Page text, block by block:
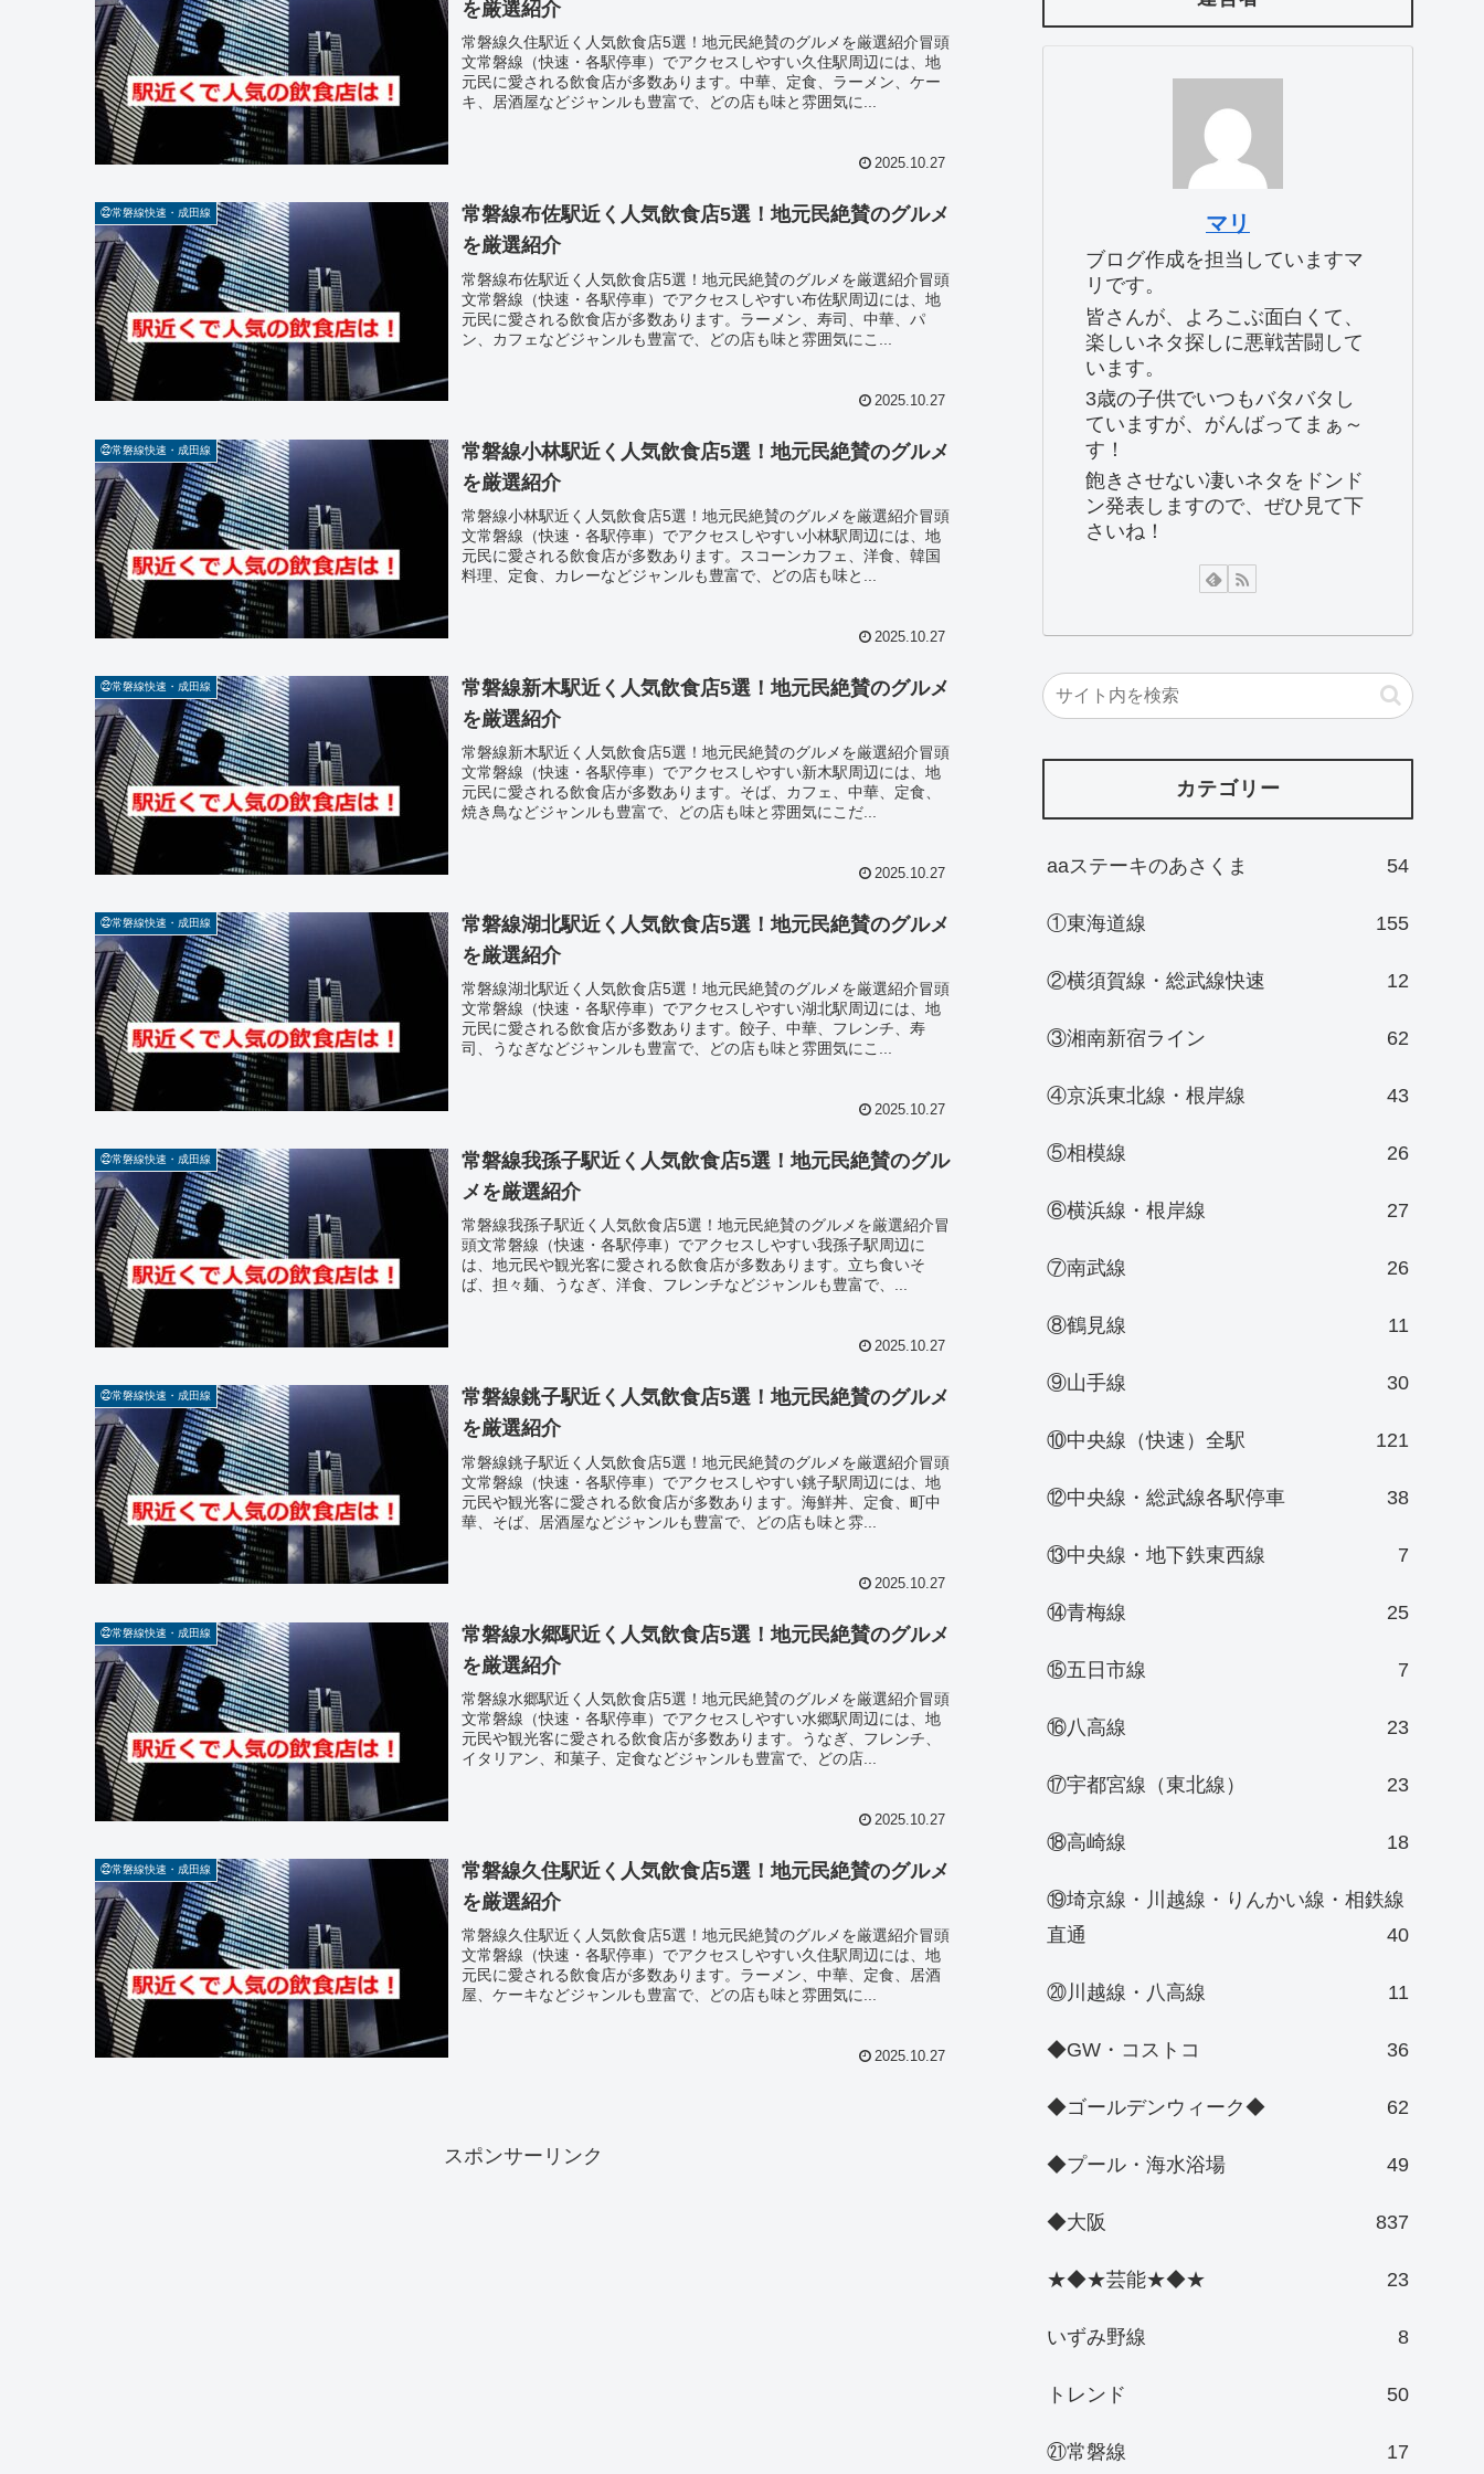
を厳選紹介
常磐線久住駅近く人気飲食店5選！地元民絶賛のグルメを厳選紹介冒頭
文常磐線（快速・各駅停車）でアクセスしやすい久住駅周辺には、地
元民に愛される飲食店が多数あります。中華、定食、ラーメン、ケー
キ、居酒屋などジャンルも豊富で、どの店も味と雰囲気に...
2025.10.27
㉒常磐線快速・成田線
常磐線布佐駅近く人気飲食店5選！地元民絶賛のグルメ
を厳選紹介
常磐線布佐駅近く人気飲食店5選！地元民絶賛のグルメを厳選紹介冒頭
文常磐線（快速・各駅停車）でアクセスしやすい布佐駅周辺には、地
元民に愛される飲食店が多数あります。ラーメン、寿司、中華、パ
ン、カフェなどジャンルも豊富で、どの店も味と雰囲気にこ...
2025.10.27
㉒常磐線快速・成田線
常磐線小林駅近く人気飲食店5選！地元民絶賛のグルメ
を厳選紹介
常磐線小林駅近く人気飲食店5選！地元民絶賛のグルメを厳選紹介冒頭
文常磐線（快速・各駅停車）でアクセスしやすい小林駅周辺には、地
元民に愛される飲食店が多数あります。スコーンカフェ、洋食、韓国
料理、定食、カレーなどジャンルも豊富で、どの店も味と...
2025.10.27
㉒常磐線快速・成田線
常磐線新木駅近く人気飲食店5選！地元民絶賛のグルメ
を厳選紹介
常磐線新木駅近く人気飲食店5選！地元民絶賛のグルメを厳選紹介冒頭
文常磐線（快速・各駅停車）でアクセスしやすい新木駅周辺には、地
元民に愛される飲食店が多数あります。そば、カフェ、中華、定食、
焼き鳥などジャンルも豊富で、どの店も味と雰囲気にこだ...
2025.10.27
㉒常磐線快速・成田線
常磐線湖北駅近く人気飲食店5選！地元民絶賛のグルメ
を厳選紹介
常磐線湖北駅近く人気飲食店5選！地元民絶賛のグルメを厳選紹介冒頭
文常磐線（快速・各駅停車）でアクセスしやすい湖北駅周辺には、地
元民に愛される飲食店が多数あります。餃子、中華、フレンチ、寿
司、うなぎなどジャンルも豊富で、どの店も味と雰囲気にこ...
2025.10.27
㉒常磐線快速・成田線
常磐線我孫子駅近く人気飲食店5選！地元民絶賛のグル
メを厳選紹介
常磐線我孫子駅近く人気飲食店5選！地元民絶賛のグルメを厳選紹介冒
頭文常磐線（快速・各駅停車）でアクセスしやすい我孫子駅周辺に
は、地元民や観光客に愛される飲食店が多数あります。立ち食いそ
ば、担々麺、うなぎ、洋食、フレンチなどジャンルも豊富で、...
2025.10.27
㉒常磐線快速・成田線
常磐線銚子駅近く人気飲食店5選！地元民絶賛のグルメ
を厳選紹介
常磐線銚子駅近く人気飲食店5選！地元民絶賛のグルメを厳選紹介冒頭
文常磐線（快速・各駅停車）でアクセスしやすい銚子駅周辺には、地
元民や観光客に愛される飲食店が多数あります。海鮮丼、定食、町中
華、そば、居酒屋などジャンルも豊富で、どの店も味と雰...
2025.10.27
㉒常磐線快速・成田線
常磐線水郷駅近く人気飲食店5選！地元民絶賛のグルメ
を厳選紹介
常磐線水郷駅近く人気飲食店5選！地元民絶賛のグルメを厳選紹介冒頭
文常磐線（快速・各駅停車）でアクセスしやすい水郷駅周辺には、地
元民や観光客に愛される飲食店が多数あります。うなぎ、フレンチ、
イタリアン、和菓子、定食などジャンルも豊富で、どの店...
2025.10.27
㉒常磐線快速・成田線
常磐線久住駅近く人気飲食店5選！地元民絶賛のグルメ
を厳選紹介
常磐線久住駅近く人気飲食店5選！地元民絶賛のグルメを厳選紹介冒頭
文常磐線（快速・各駅停車）でアクセスしやすい久住駅周辺には、地
元民に愛される飲食店が多数あります。ラーメン、中華、定食、居酒
屋、ケーキなどジャンルも豊富で、どの店も味と雰囲気に...
2025.10.27
スポンサーリンク
マリ
ブログ作成を担当していますマ
リです。
皆さんが、よろこぶ面白くて、
楽しいネタ探しに悪戦苦闘して
います。
3歳の子供でいつもバタバタし
ていますが、がんばってまぁ～
す！
飽きさせない凄いネタをドンド
ン発表しますので、ぜひ見て下
さいね！
カテゴリー
aaステーキのあさくま 54
①東海道線 155
②横須賀線・総武線快速 12
③湘南新宿ライン 62
④京浜東北線・根岸線 43
⑤相模線 26
⑥横浜線・根岸線 27
⑦南武線 26
⑧鶴見線 11
⑨山手線 30
⑩中央線（快速）全駅 121
⑫中央線・総武線各駅停車 38
⑬中央線・地下鉄東西線 7
⑭青梅線 25
⑮五日市線 7
⑯八高線 23
⑰宇都宮線（東北線） 23
⑱高崎線 18
⑲埼京線・川越線・りんかい線・相鉄線
直通
40
⑳川越線・八高線 11
◆GW・コストコ 36
◆ゴールデンウィーク◆ 62
◆プール・海水浴場 49
◆大阪 837
★◆★芸能★◆★ 23
いずみ野線 8
トレンド 50
㉑常磐線 17